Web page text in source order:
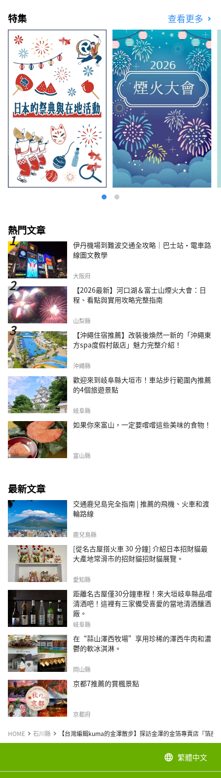
特集 查看更多
熱門文章
伊丹機場到難波交通全攻略｜巴士站・電車路
線圖文教學
大阪府
【2026最新】河口湖＆富士山煙火大會：日
程、看點與實用攻略完整指南
山梨縣
【沖繩住宿推薦】改裝後煥然一新的「沖繩東
方spa度假村飯店」魅力完整介紹！
沖繩縣
歡迎來到岐阜縣大垣市！車站步行範圍內推薦
的4個旅遊景點
岐阜縣
如果你來富山，一定要嚐嚐這些美味的食物！
富山縣
最新文章
交通鹿兒島完全指南 | 推薦的飛機、火車和渡
輪路線
鹿兒島縣
[從名古屋搭火車 30 分鐘] 介紹日本招財貓最
大產地常滑市的招財貓招財貓展覽。
愛知縣
距離名古屋僅30分鐘車程！來大垣岐阜縣品嚐
清酒吧！這裡有三家備受喜愛的當地清酒釀酒
廠。
岐阜縣
在“蒜山澤西牧場”享用珍稀的澤西牛肉和濃
鬱的軟冰淇淋。
岡山縣
京都7推薦的賞楓景點
京都府
HOME 石川縣 【台灣編輯kuma的金澤散步】探訪金澤的金箔專賣店『箔
language 繁體中文